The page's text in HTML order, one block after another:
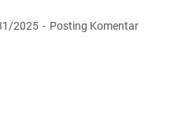
2025 Posting Komentar